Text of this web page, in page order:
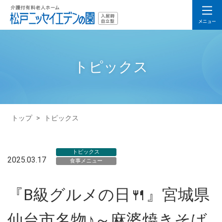
トピックス
トップ > トピックス
2025.03.17
トピックス
食事メニュー
『B級グルメの日🍴』宮城県